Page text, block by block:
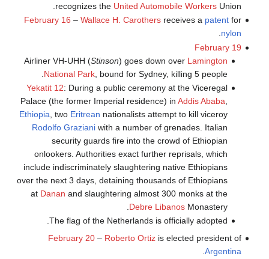
recognizes the United Automobile WorkersUnion.
February 16 – Wallace H. Carothersreceives a patentfor
nylon
February 19
Airliner VH-UHH (Stinson) goes down over Lamington
National Park , bound for Sydney, killing 5 people.
Yekatit 12: During a public ceremony at the Viceregal
Palace (the former Imperial residence) inAddis Ababa
Ethiopia , two Eritrean nationalists attempt to kill viceroy
Rodolfo Graziani with a number of grenades. Italian
security guards fire into the crowd of Ethiopian
onlookers. Authorities exact further reprisals, which
include indiscriminately slaughtering native Ethiopians
over the next 3 days, detaining thousands of Ethiopians
at Danan and slaughtering almost 300 monks at the
Debre Libanos Monastery.
The flag of the Netherlands is officially adopted.
February 20– Roberto Ortizis elected president of
Argentina
.